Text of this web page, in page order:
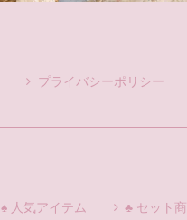
プライバシーポリシー
♠ 人気アイテム ♣ セット